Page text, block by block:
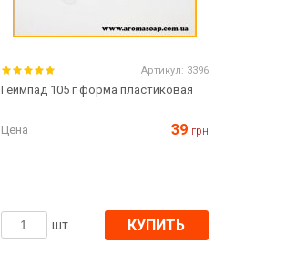
Артикул: 3396
Геймпад 105 г форма пластиковая
Цена 39 грн
шт КУПИТЬ